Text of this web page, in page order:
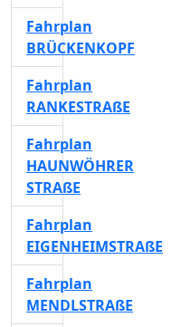
Fahrplan
BRÜCKENKOPF
Fahrplan
RANKESTRAßE
Fahrplan
HAUNWÖHRER
STRAßE
Fahrplan
EIGENHEIMSTRAßE
Fahrplan
MENDLSTRAßE